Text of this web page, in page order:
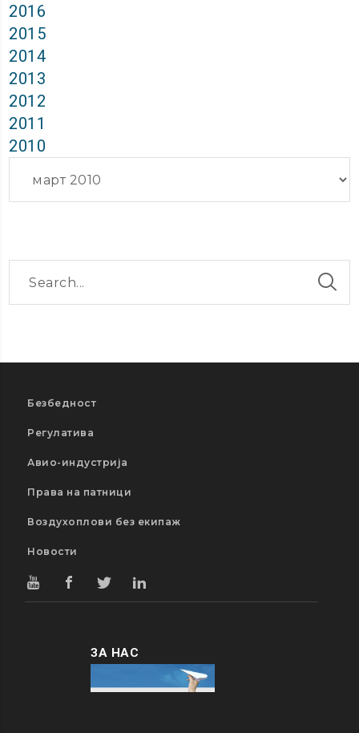
2016
2015
2014
2013
2012
2011
2010
Безбедност
Регулатива
Авио-индустрија
Права на патници
Воздухоплови без екипаж
Новости
ЗА НАС